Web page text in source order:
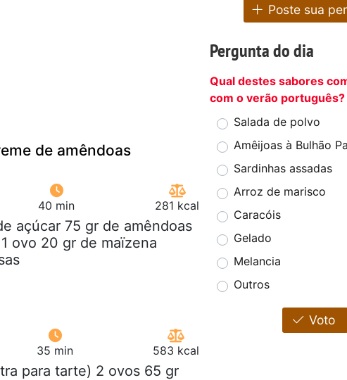
de amêndoas
40 min 281 kcal
açúcar 75 gr de amêndoas
ovo 20 gr de maïzena
35 min 583 kcal
para tarte) 2 ovos 65 gr
Poste sua
Pergunta do dia
Qual destes sabores
com o verão português?
Salada de polvo
Amêijoas à Bulhão
Sardinhas assadas
Arroz de marisco
Caracóis
Gelado
Melancia
Outros
Voto